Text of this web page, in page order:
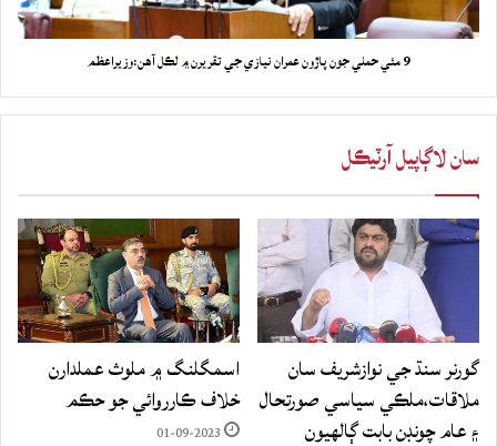
9 مئي حملي جون پاڙون عمران نيازي جي تقريرن ۾ لڪل آهن:وزيراعظم
سان لاڳاپيل آرٽيڪل
گورنر سنڌ جي نوازشريف سان
ملاقات،ملڪي سياسي صورتحال
۽ عام چونڊن بابت ڳالهيون
اسمگلنگ ۾ ملوث عملدارن
خلاف ڪارروائي جو حڪم
01-09-2023